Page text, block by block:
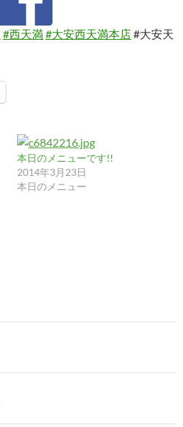
#西天満#大安西天満本店#大安天
本日のメニューです!!
2014年3月23日
本日のメニュー